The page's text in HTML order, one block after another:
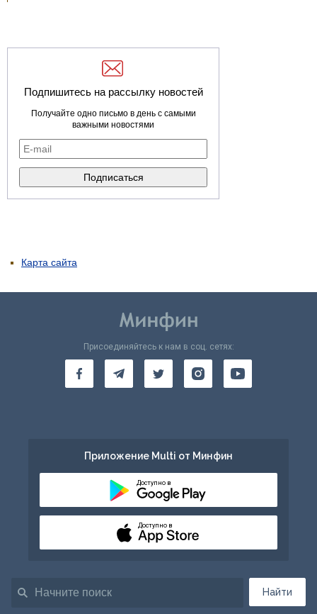
Подпишитесь на рассылку новостей
Получайте одно письмо в день с самыми
важными новостями
Карта сайта
Найти
Присоединяйтесь к нам в соц. сетях:
Приложение Multi от Минфин
Доступно в
Доступно в